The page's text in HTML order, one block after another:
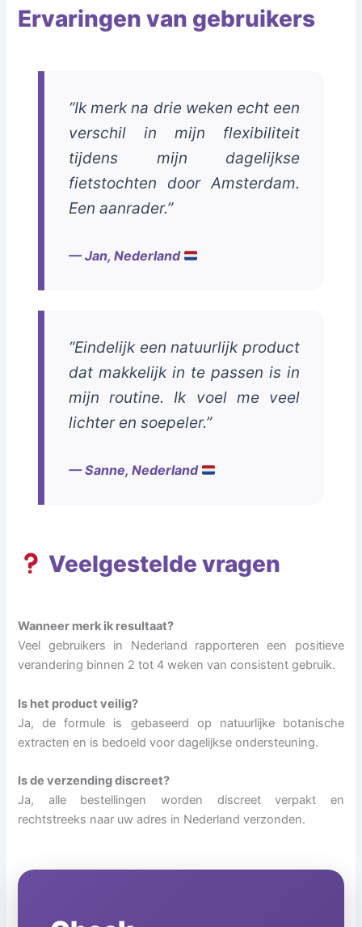
Ervaringen van gebruikers
“Ik merk na drie weken echt een
verschil in mijn flexibiliteit
tijdens mijn dagelijkse
fietstochten door Amsterdam.
Een aanrader.”
— Jan, Nederland
“Eindelijk een natuurlijk product
dat makkelijk in te passen is in
mijn routine. Ik voel me veel
lichter en soepeler.”
— Sanne, Nederland
Veelgestelde vragen
Wanneer merk ik resultaat?
Veel gebruikers in Nederland rapporteren een positieve
verandering binnen 2 tot 4 weken van consistent gebruik.
Is het product veilig?
Ja, de formule is gebaseerd op natuurlijke botanische
extracten en is bedoeld voor dagelijkse ondersteuning.
Is de verzending discreet?
Ja, alle bestellingen worden discreet verpakt en
rechtstreeks naar uw adres in Nederland verzonden.